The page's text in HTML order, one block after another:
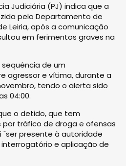
Judiciária (PJ) indica que a
pelo Departamento de
Leiria, após a comunicação
em ferimentos graves na
de um
agressor e vítima, durante a
tendo o alerta sido
04:00.
o detido, que tem
tráfico de droga e ofensas
"ser presente à autoridade
e aplicação de